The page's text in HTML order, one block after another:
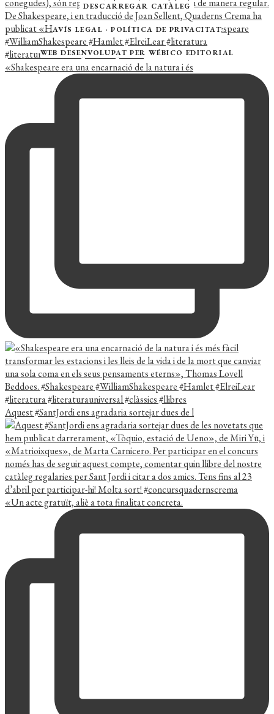
«Shakespeare era una encarnació de la natura i és
Aquest #SantJordi ens agradaria sortejar dues de l
«Un acte gratuït, aliè a tota finalitat concreta.
DESCARREGAR CATÀLEG
AVÍS LEGAL ·POLÍTICA DE PRIVACITAT
WEB DESENVOLUPAT PER WÉBICO EDITORIAL